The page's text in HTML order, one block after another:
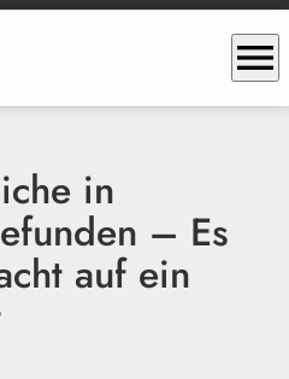
menu
in
– Es
auf ein